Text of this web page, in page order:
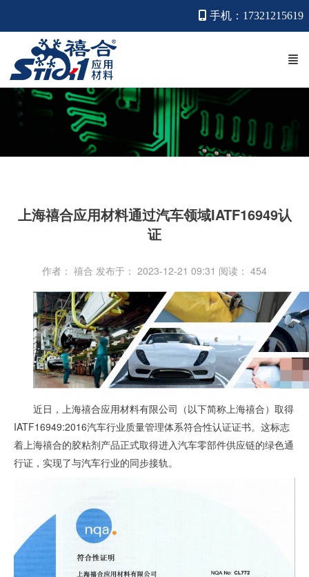
手机：17321215619
上海禧合应用材料通过汽车领域IATF16949认
证
作者： 禧合 发布于： 2023-12-21 09:31 阅读： 454
近日，上海禧合应用材料有限公司（以下简称上海禧合）取得
IATF16949:2016汽车行业质量管理体系符合性认证证书。这标志
着上海禧合的胶粘剂产品正式取得进入汽车零部件供应链的绿色通
行证，实现了与汽车行业的同步接轨。